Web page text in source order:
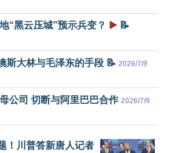
“黑云压城”预示兵变？ ▶️ 📝
斯大林与毛泽东的手段 📝 2026/7/9
公司 切断与阿里巴巴合作 2026/7/9
！川普答新唐人记者